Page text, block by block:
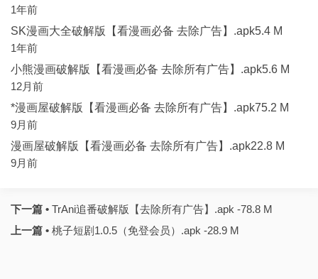
1年前
SK漫画大全破解版【看漫画必备 去除广告】.apk5.4 M
1年前
小熊漫画破解版【看漫画必备 去除所有广告】.apk5.6 M
12月前
*漫画屋破解版【看漫画必备 去除所有广告】.apk75.2 M
9月前
漫画屋破解版【看漫画必备 去除所有广告】.apk22.8 M
9月前
下一篇 • TrAni追番破解版【去除所有广告】.apk -78.8 M
上一篇 • 桃子短剧1.0.5（免登会员）.apk -28.9 M